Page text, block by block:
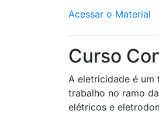
Acessar o Material
Curso
A eletricidade é um
trabalho no ramo
elétricos e